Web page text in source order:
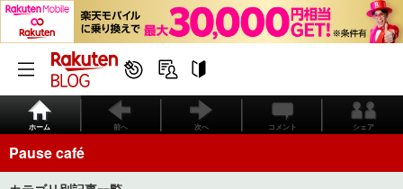
ホーム 前へ 次へ コメント シェア
Pause café